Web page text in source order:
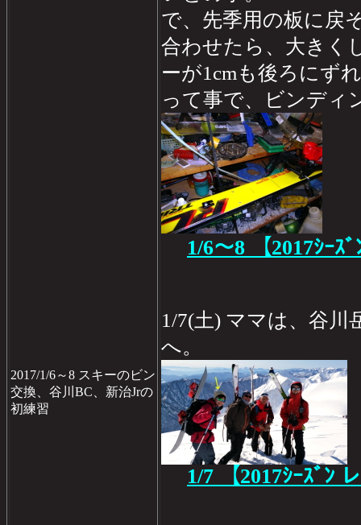
2017/1/6～8 スキーのビン
交換、谷川BC、新治Jrの
初練習
で、先季用の板に戻
合わせたら、大きく
ーが1cmも後ろにず
って事で、ビンディ
1/6～8 【2017ｼｰｽ
1/7(土) ママは、谷
へ。
1/7 【2017ｼｰｽﾞﾝ